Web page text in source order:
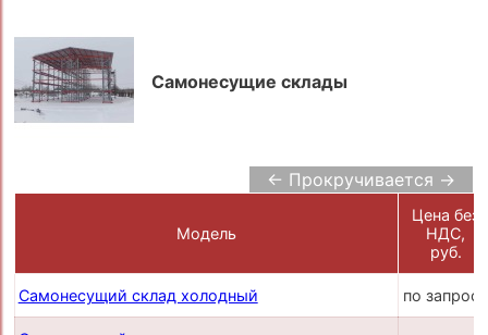
Самонесущие склады
← Прокручивается →
Модель
Цена без
НДС,
руб.
Самонесущий склад холодный по запросу